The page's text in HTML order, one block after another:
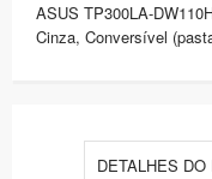
ASUS TP300LA-
Cinza, Conversível
DETALHES DO